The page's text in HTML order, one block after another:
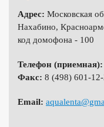
Адрес: Московская
Нахабино,
код домофона - 100
Телефон (приемная):
Факс: 8 (498) 601-
Email: